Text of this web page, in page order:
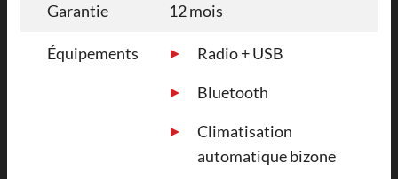
Garantie 12 mois
Équipements
Radio + USB
Bluetooth
Climatisation
automatique bizone